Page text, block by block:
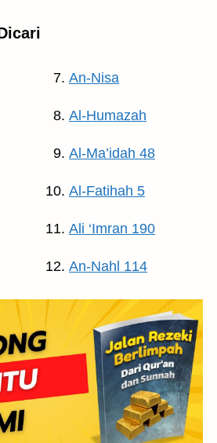
An-Nisa
Al-Humazah
Al-Ma’idah 48
Al-Fatihah 5
Ali ‘Imran 190
An-Nahl 114